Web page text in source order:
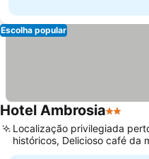
Escolha popular
Hotel Ambrosia2
Localização privilegiada
históricos, Delicioso café da
na hora